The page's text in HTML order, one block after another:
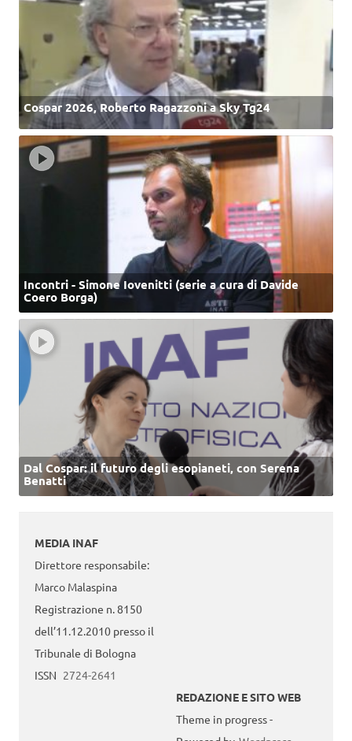
Cospar 2026, Roberto Ragazzoni a Sky Tg24
Incontri - Simone Iovenitti (serie a cura di Davide
Coero Borga)
Dal Cospar: il futuro degli esopianeti, con Serena
Benatti
MEDIA INAF
Direttore responsabile:
Marco Malaspina
Registrazione n. 8150
dell’11.12.2010 presso il
Tribunale di Bologna
ISSN 2724-2641
REDAZIONE E SITO WEB
Theme in progress -